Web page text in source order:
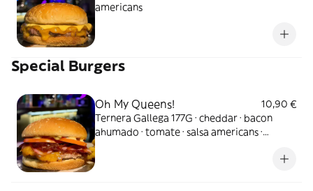
americans
Special Burgers
Oh My Queens!
10,90 €
Ternera Gallega 177G · cheddar · bacon
ahumado · tomate · salsa americans ·